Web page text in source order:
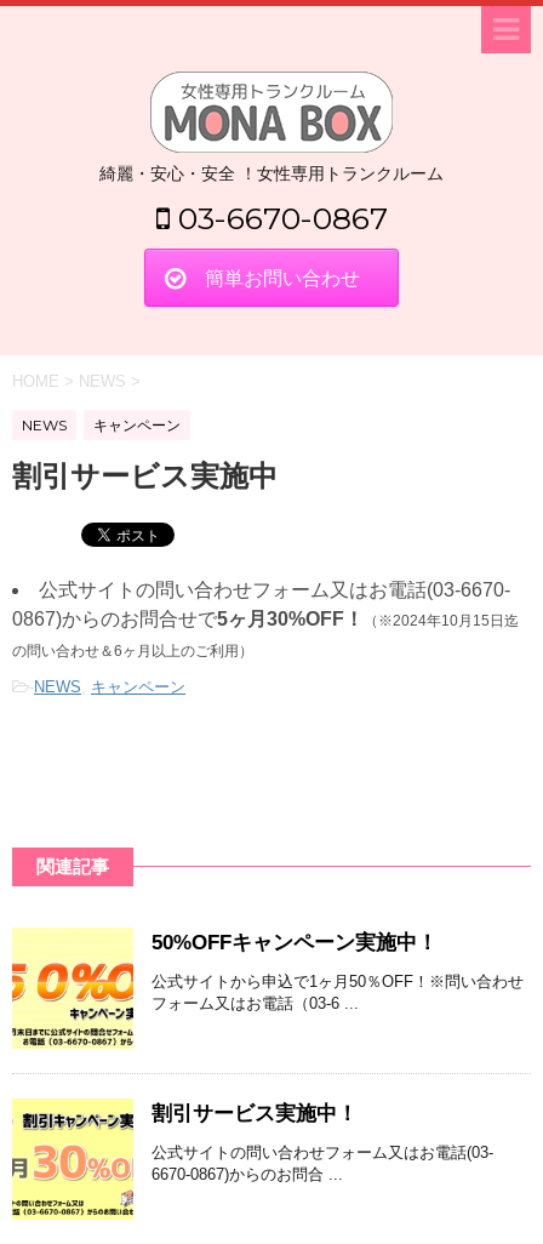
綺麗・安心・安全 ！女性専用トランクルーム
03-6670-0867
簡単お問い合わせ
HOME > NEWS >
NEWS キャンペーン
割引サービス実施中
公式サイトの問い合わせフォーム又はお電話(03-6670-
0867)からのお問合せで5ヶ月30%OFF！
（※2024年10月15日迄
の問い合わせ＆6ヶ月以上のご利用）
-NEWS, キャンペーン
関連記事
50%OFFキャンペーン実施中！
公式サイトから申込で1ヶ月50％OFF！※問い合わせ
フォーム又はお電話（03-6 ...
割引サービス実施中！
公式サイトの問い合わせフォーム又はお電話(03-
6670-0867)からのお問合 ...